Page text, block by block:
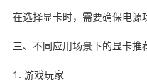
在选择显卡时，需要确保电源
三、不同应用场景下的显卡推
1. 游戏玩家